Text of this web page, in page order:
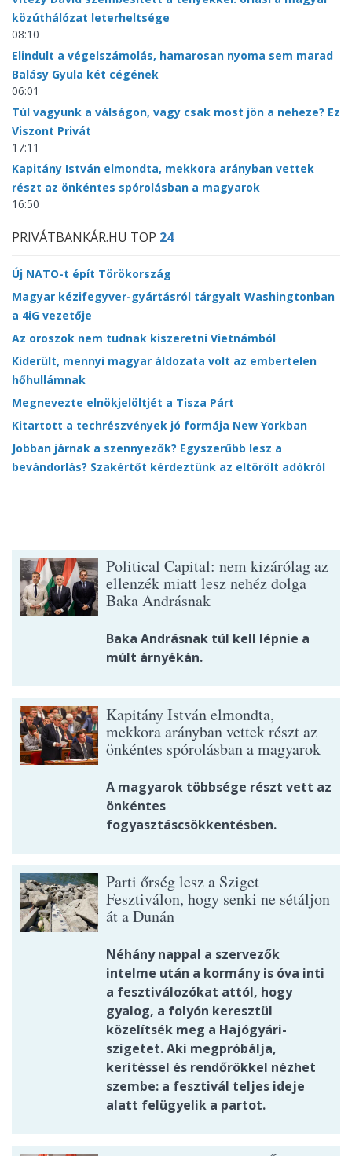
közúthálózat leterheltsége
08:10
Elindult a végelszámolás, hamarosan nyoma sem marad
Balásy Gyula két cégének
06:01
Túl vagyunk a válságon, vagy csak most jön a neheze? Ez
Viszont Privát
17:11
Kapitány István elmondta, mekkora arányban vettek
részt az önkéntes spórolásban a magyarok
16:50
PRIVÁTBANKÁR.HU TOP 24
Új NATO-t épít Törökország
Magyar kézifegyver-gyártásról tárgyalt Washingtonban
a 4iG vezetője
Az oroszok nem tudnak kiszeretni Vietnámból
Kiderült, mennyi magyar áldozata volt az embertelen
hőhullámnak
Megnevezte elnökjelöltjét a Tisza Párt
Kitartott a techrészvények jó formája New Yorkban
Jobban járnak a szennyezők? Egyszerűbb lesz a
bevándorlás? Szakértőt kérdeztünk az eltörölt adókról
Political Capital: nem kizárólag az
ellenzék miatt lesz nehéz dolga
Baka Andrásnak
Baka Andrásnak túl kell lépnie a
múlt árnyékán.
Kapitány István elmondta,
mekkora arányban vettek részt az
önkéntes spórolásban a magyarok
A magyarok többsége részt vett az
önkéntes
fogyasztáscsökkentésben.
Parti őrség lesz a Sziget
Fesztiválon, hogy senki ne sétáljon
át a Dunán
Néhány nappal a szervezők
intelme után a kormány is óva inti
a fesztiválozókat attól, hogy
gyalog, a folyón keresztül
közelítsék meg a Hajógyári-
szigetet. Aki megpróbálja,
kerítéssel és rendőrökkel nézhet
szembe: a fesztivál teljes ideje
alatt felügyelik a partot.